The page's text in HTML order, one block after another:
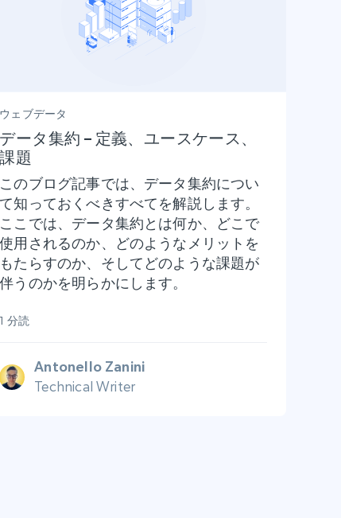
ウェブデータ
データ集約 – 定義、ユースケース、
課題
このブログ記事では、データ集約につい
て知っておくべきすべてを解説します。
ここでは、データ集約とは何か、どこで
使用されるのか、どのようなメリットを
もたらすのか、そしてどのような課題が
伴うのかを明らかにします。
1 分読
Antonello Zanini
Technical Writer